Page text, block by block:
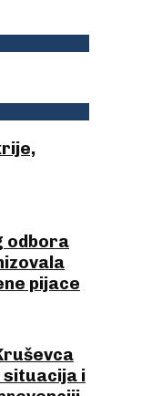
odbora
pijace
i